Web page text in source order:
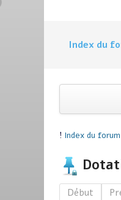
Index du
Index du forum
Début